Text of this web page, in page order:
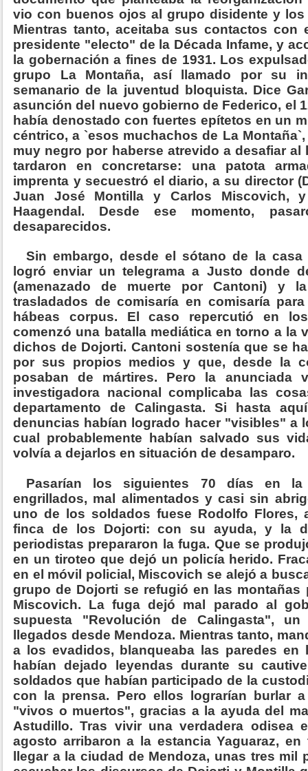
vio con buenos ojos al grupo disidente y
Mientras tanto, aceitaba sus contactos con
presidente "electo" de la Década Infame, y
la gobernación a fines de 1931. Los
grupo La Montaña, así llamado por su
semanario de la juventud bloquista. Dice
asunción del nuevo gobierno de Federico, el
había denostado con fuertes epítetos en un
céntrico, a `esos muchachos de La
muy negro por haberse atrevido a desafiar al
tardaron en concretarse: una patota
imprenta y secuestró el diario, a su director
Juan José Montilla y Carlos Miscovich,
Haagendal. Desde ese momento,
desaparecidos.
Sin embargo, desde el sótano de la casa
logró enviar un telegrama a Justo donde
(amenazado de muerte por Cantoni) y
trasladados de comisaría en comisaría
hábeas corpus. El caso repercutió en
comenzó una batalla mediática en torno a la
dichos de Dojorti. Cantoni sostenía que se
por sus propios medios y que, desde la
posaban de mártires. Pero la anunciada
investigadora nacional complicaba las
departamento de Calingasta. Si hasta
denuncias habían logrado hacer "visibles" a
cual probablemente habían salvado sus
volvía a dejarlos en situación de desamparo.
Pasarían los siguientes 70 días en la
engrillados, mal alimentados y casi sin
uno de los soldados fuese Rodolfo Flores,
finca de los Dojorti: con su ayuda, y la
periodistas prepararon la fuga. Que se
en un tiroteo que dejó un policía herido.
en el móvil policial, Miscovich se alejó a
grupo de Dojorti se refugió en las montañas
Miscovich. La fuga dejó mal parado al
supuesta "Revolución de Calingasta",
llegados desde Mendoza. Mientras tanto,
a los evadidos, blanqueaba las paredes en
habían dejado leyendas durante su
soldados que habían participado de la
con la prensa. Pero ellos lograrían burlar
"vivos o muertos", gracias a la ayuda del
Astudillo. Tras vivir una verdadera odisea
agosto arribaron a la estancia Yaguaraz,
llegar a la ciudad de Mendoza, unas tres mil